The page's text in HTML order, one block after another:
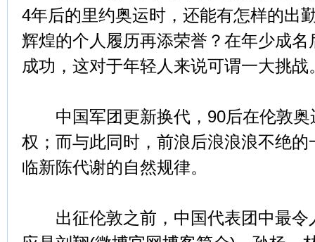
4年后的里约奥运时，还能有怎样的出
辉煌的个人履历再添荣誉？在年少成
成功，这对于年轻人来说可谓一大挑战
中国军团更新换代，90后在伦敦奥
权；而与此同时，前浪后浪浪浪不绝
临新陈代谢的自然规律。
出征伦敦之前，中国代表团中最令